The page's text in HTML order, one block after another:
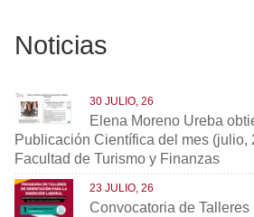
Noticias
30 JULIO, 26
Elena Moreno Ureba
Publicación Científica del mes (julio,
Facultad de Turismo y Finanzas
23 JULIO, 26
Convocatoria de Talleres